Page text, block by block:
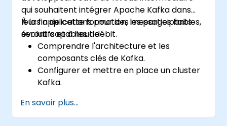
qui souhaitent intégrer Apache Kafka dans
leurs applications pour des messages fiables,
évolutifs et à haut débit.
À la fin de cette formation, les participants
seront capables de :
Comprendre l'architecture et les
composants clés de Kafka.
Configurer et mettre en place un cluster
Kafka.
l'aide de Java.
Mettre en œuvre Kafka Streams pour le
En savoir plus...